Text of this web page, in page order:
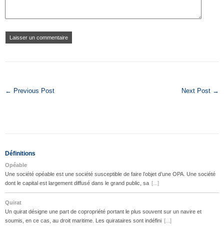
← Previous Post Next Post →
Définitions
Opéable
Une société opéable est une société susceptible de faire l’objet d’une OPA. Une société
dont le capital est largement diffusé dans le grand public, sa [...]
Quirat
Un quirat désigne une part de copropriété portant le plus souvent sur un navire et
soumis, en ce cas, au droit maritime. Les quirataires sont indéfini [...]